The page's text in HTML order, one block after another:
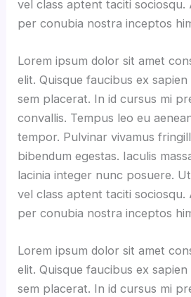
vel class aptent taciti
per conubia nostra inceptos
Lorem ipsum dolor sit amet
elit. Quisque faucibus ex
sem placerat. In id cursus mi
convallis. Tempus leo eu
tempor. Pulvinar vivamus
bibendum egestas. Iaculis
lacinia integer nunc posuere.
vel class aptent taciti
per conubia nostra inceptos
Lorem ipsum dolor sit amet
elit. Quisque faucibus ex
sem placerat. In id cursus mi